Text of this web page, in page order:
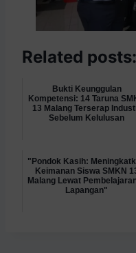
Related posts:
Bukti Keunggulan
Kompetensi: 14 Taruna
13 Malang Terserap
Sebelum Kelulusan
"Pondok Kasih:
Keimanan Siswa SMKN
Malang Lewat
Lapangan"